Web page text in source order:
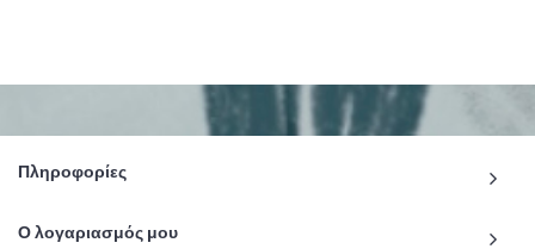
Πληροφορίες
Ο λογαριασμός μου